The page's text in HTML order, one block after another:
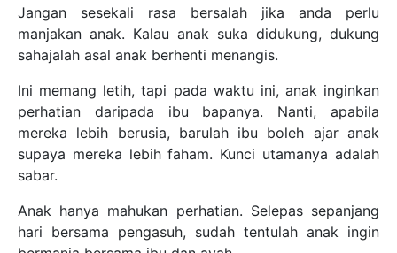
Jangan sesekali rasa bersalah jika anda perlu
manjakan anak. Kalau anak suka didukung, dukung
sahajalah asal anak berhenti menangis.
Ini memang letih, tapi pada waktu ini, anak inginkan
perhatian daripada ibu bapanya. Nanti, apabila
mereka lebih berusia, barulah ibu boleh ajar anak
supaya mereka lebih faham. Kunci utamanya adalah
sabar.
Anak hanya mahukan perhatian. Selepas sepanjang
hari bersama pengasuh, sudah tentulah anak ingin